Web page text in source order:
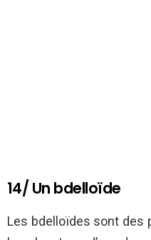
14/ Un bdelloïde
Les bdelloïdes sont des